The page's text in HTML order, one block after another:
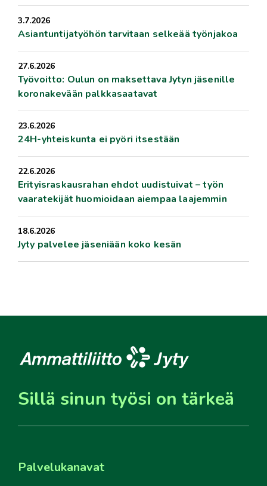
3.7.2026
Asiantuntijatyöhön tarvitaan selkeää työnjakoa
27.6.2026
Työvoitto: Oulun on maksettava Jytyn jäsenille
koronakevään palkkasaatavat
23.6.2026
24H-yhteiskunta ei pyöri itsestään
22.6.2026
Erityisraskausrahan ehdot uudistuivat – työn
vaaratekijät huomioidaan aiempaa laajemmin
18.6.2026
Jyty palvelee jäseniään koko kesän
Sillä sinun työsi on tärkeä
Palvelukanavat